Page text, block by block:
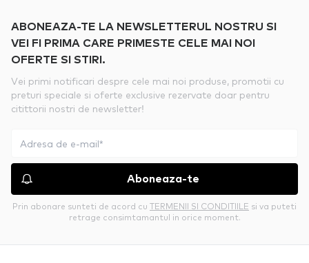
ABONEAZA-TE LA NEWSLETTERUL NOSTRU SI
VEI FI PRIMA CARE PRIMESTE CELE MAI NOI
OFERTE SI STIRI.
Vei primi notificari despre cele mai noi produse, promotii cu
preturi speciale si oferte exclusive rezervate doar pentru
citittorii nostri de newsletter!
Aboneaza-te
Prin abonare sunteti de acord cu TERMENII SI CONDITIILE si va puteti
retrage consimtamantul in orice moment.